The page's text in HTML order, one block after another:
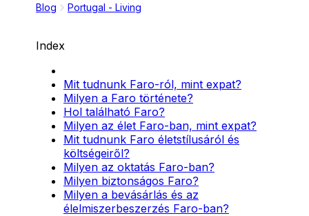
Blog Portugal - Living
Index
Mit tudnunk Faro-ról, mint expat?
Milyen a Faro története?
Hol található Faro?
Milyen az élet Faro-ban, mint expat?
Mit tudnunk Faro életstílusáról és
költségeiről?
Milyen az oktatás Faro-ban?
Milyen biztonságos Faro?
Milyen a bevásárlás és az
élelmiszerbeszerzés Faro-ban?